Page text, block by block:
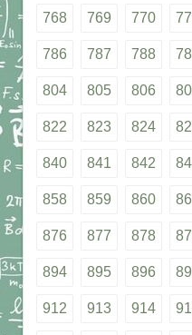
768 769 770
786 787 788
804 805 806
822 823 824
840 841 842
858 859 860
876 877 878
894 895 896
912 913 914